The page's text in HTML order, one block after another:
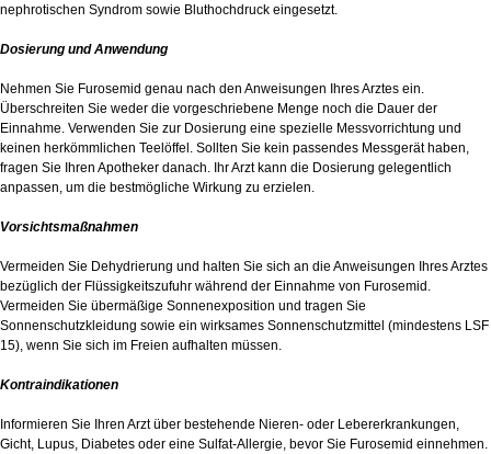
nephrotischen Syndrom sowie Bluthochdruck eingesetzt.
Dosierung und Anwendung
Nehmen Sie Furosemid genau nach den Anweisungen Ihres Arztes ein.
Überschreiten Sie weder die vorgeschriebene Menge noch die Dauer der
Einnahme. Verwenden Sie zur Dosierung eine spezielle Messvorrichtung und
keinen herkömmlichen Teelöffel. Sollten Sie kein passendes Messgerät haben,
fragen Sie Ihren Apotheker danach. Ihr Arzt kann die Dosierung gelegentlich
anpassen, um die bestmögliche Wirkung zu erzielen.
Vorsichtsmaßnahmen
Vermeiden Sie Dehydrierung und halten Sie sich an die Anweisungen Ihres Arztes
bezüglich der Flüssigkeitszufuhr während der Einnahme von Furosemid.
Vermeiden Sie übermäßige Sonnenexposition und tragen Sie
Sonnenschutzkleidung sowie ein wirksames Sonnenschutzmittel (mindestens LSF
15), wenn Sie sich im Freien aufhalten müssen.
Kontraindikationen
Informieren Sie Ihren Arzt über bestehende Nieren- oder Lebererkrankungen,
Gicht, Lupus, Diabetes oder eine Sulfat-Allergie, bevor Sie Furosemid einnehmen.